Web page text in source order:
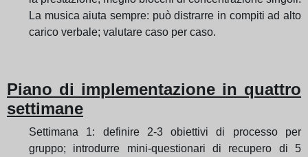
La musica aiuta sempre: può distrarre in compiti ad alto
carico verbale; valutare caso per caso.
Piano di implementazione in quattro
settimane
Settimana 1: definire 2-3 obiettivi di processo per
gruppo; introdurre mini-questionari di recupero di 5